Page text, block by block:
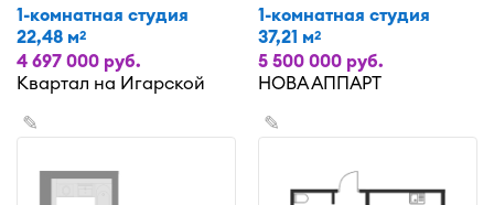
1-комнатная студия
22,48 м2
4 697 000 руб.
Квартал на Игарской
1-комнатная студия
37,21 м2
5 500 000 руб.
НОВА АППАРТ
✎ ✎